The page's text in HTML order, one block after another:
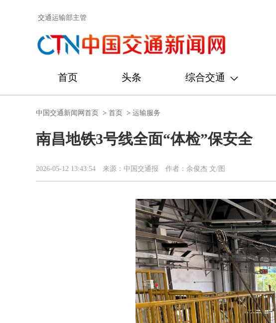
交通运输部主管
首页 头条 综合交通
中国交通新闻网首页 > 首页 > 运输服务
南昌地铁3号线全面“体检”保安全
2026-05-12 13:43:54 来源：中国交通报 作者：余俊杰 文/图